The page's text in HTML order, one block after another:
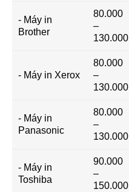
- Máy in
Brother
80.000
–
130.000
- Máy in Xerox
80.000
–
130.000
- Máy in
Panasonic
80.000
–
130.000
- Máy in
Toshiba
90.000
–
150.000